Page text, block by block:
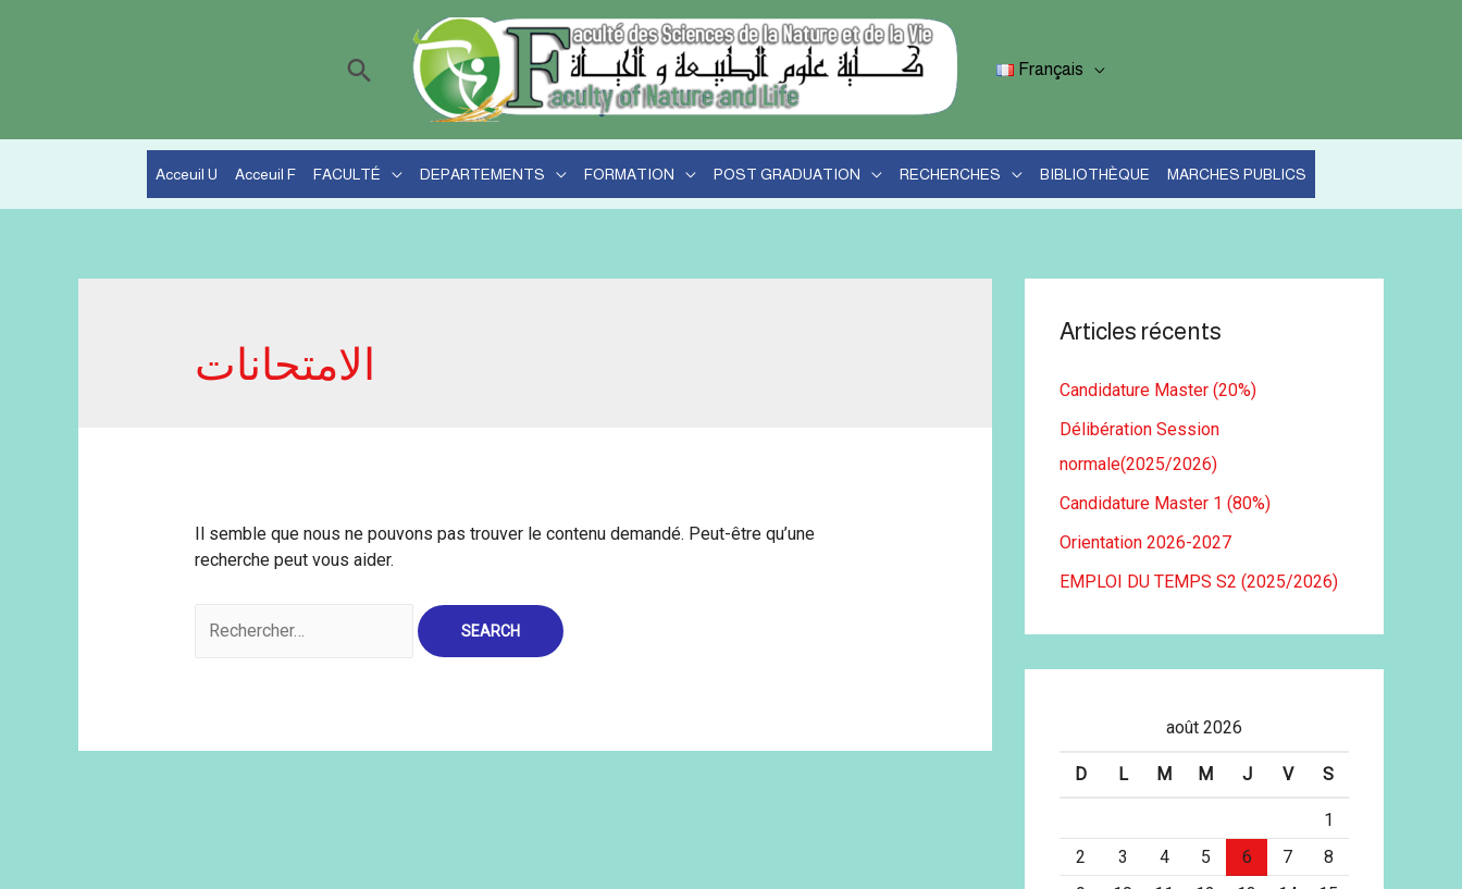
Rechercher Français
Acceuil U Acceuil F FACULTÉ DEPARTEMENTS FORMATION POST GRADUATION RECHERCHES BIBLIOTHÈQUE MARCHES PUBLICS
الامتحانات
Il semble que nous ne pouvons pas trouver le contenu demandé. Peut-être qu’une
recherche peut vous aider.
Articles récents
Candidature Master (20%)
Délibération Session
normale(2025/2026)
Candidature Master 1 (80%)
Orientation 2026-2027
EMPLOI DU TEMPS S2 (2025/2026)
août 2026
D L M M J V S
1
2
3 4 5 6 7
8